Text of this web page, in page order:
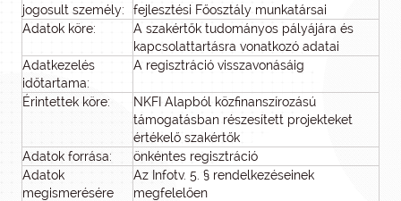
jogosult személy:
fejlesztési Főosztály munkatársai
Adatok köre:
A szakértők tudományos pályájára és
kapcsolattartásra vonatkozó adatai
Adatkezelés
időtartama:
A regisztráció visszavonásáig
Érintettek köre:
NKFI Alapból közfinanszírozású
támogatásban részesített projekteket
értékelő szakértők
Adatok forrása:
önkéntes regisztráció
Adatok
megismerésére
Az Infotv. 5. § rendelkezéseinek
megfelelően